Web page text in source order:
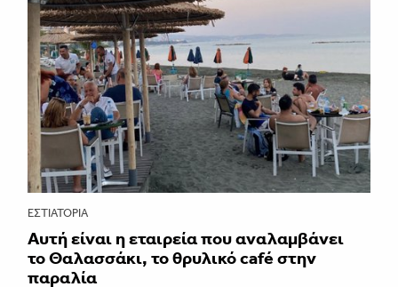
ΕΣΤΙΑΤΌΡΙΑ
Αυτή είναι η εταιρεία που αναλαμβάνει
το Θαλασσάκι, το θρυλικό café στην
παραλία